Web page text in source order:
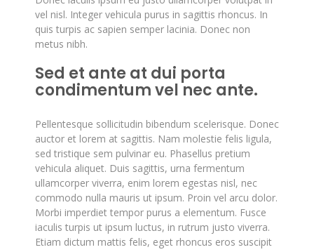
vel nisl. Integer vehicula purus in sagittis rhoncus. In
quis turpis ac sapien semper lacinia. Donec non
metus nibh.
Sed et ante at dui porta
condimentum vel nec ante.
Pellentesque sollicitudin bibendum scelerisque. Donec
auctor et lorem at sagittis. Nam molestie felis ligula,
sed tristique sem pulvinar eu. Phasellus pretium
vehicula aliquet. Duis sagittis, urna fermentum
ullamcorper viverra, enim lorem egestas nisl, nec
commodo nulla mauris ut ipsum. Proin vel arcu dolor.
Morbi imperdiet tempor purus a elementum. Fusce
iaculis turpis ut ipsum luctus, in rutrum justo viverra.
Etiam dictum mattis felis, eget rhoncus eros suscipit